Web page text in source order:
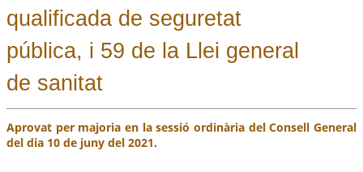
qualificada de seguretat
pública, i 59 de la Llei general
de sanitat
Aprovat per majoria en la sessió ordinària del Consell General
del dia 10 de juny del 2021.